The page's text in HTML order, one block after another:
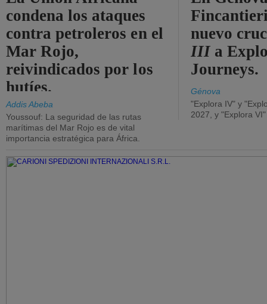
condena los ataques
contra petroleros en el
Mar Rojo,
reivindicados por los
hutíes.
Addis Abeba
Youssouf: La seguridad de las rutas
marítimas del Mar Rojo es de vital
importancia estratégica para África.
nuevo
III a
Journeys.
Génova
"Explora IV" y
2027, y "Explora